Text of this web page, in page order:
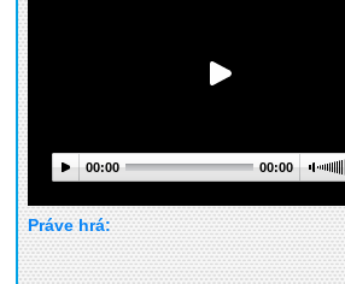
00:00 00:00
Práve hrá: